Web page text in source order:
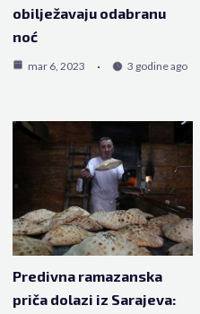
obilježavaju odabranu
noć
mar 6, 2023 3 godine ago
Predivna ramazanska
priča dolazi iz Sarajeva: